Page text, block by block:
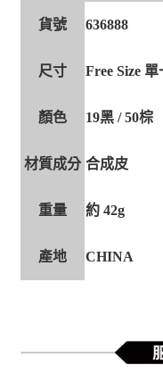
貨號 636888
尺寸 Free Size
顏色 19黑 / 50棕
材質成分 合成皮
重量 約 42g
產地 CHINA